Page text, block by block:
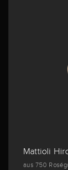
Mattioli
aus 750